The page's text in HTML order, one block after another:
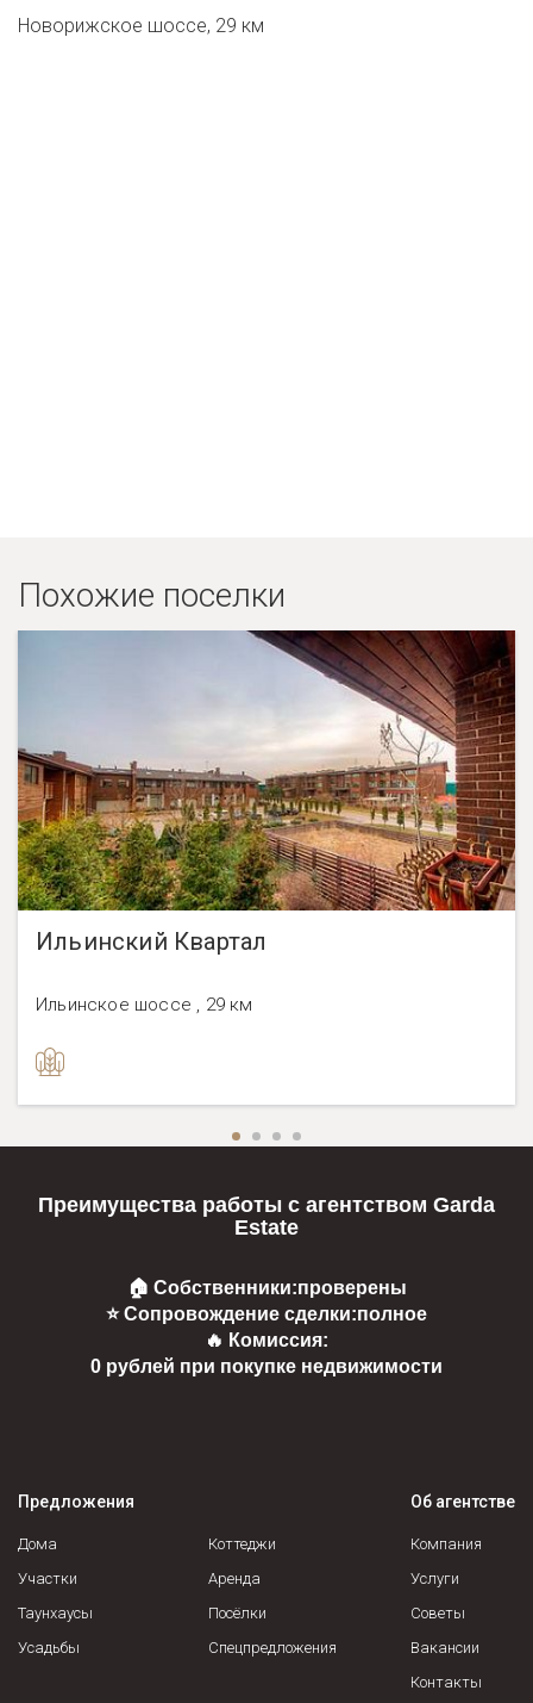
Новорижское шоссе, 29 км
Похожие поселки
Ильинский Квартал
Ильинское шоссе , 29 км
Преимущества работы с агентством Garda
Estate
🏠 Собственники:проверены
⭐ Сопровождение сделки:полное
🔥 Комиссия:
0 рублей при покупке недвижимости
Предложения
Дома
Участки
Таунхаусы
Усадьбы
Коттеджи
Аренда
Посёлки
Спецпредложения
Об агентстве
Компания
Услуги
Советы
Вакансии
Контакты